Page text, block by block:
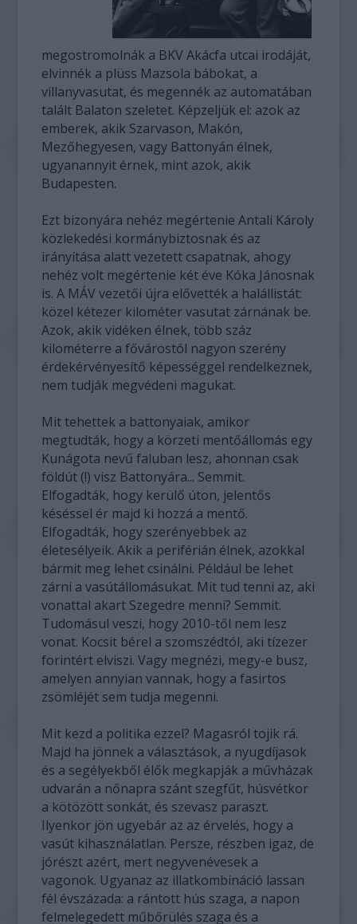
megostromolnák a BKV Akácfa utcai irodáját,
elvinnék a plüss Mazsola bábokat, a
villanyvasutat, és megennék az automatában
talált Balaton szeletet. Képzeljük el: azok az
emberek, akik Szarvason, Makón,
Mezőhegyesen, vagy Battonyán élnek,
ugyanannyit érnek, mint azok, akik
Budapesten.
Ezt bizonyára nehéz megértenie Antali Károly
közlekedési kormánybiztosnak és az
irányítása alatt vezetett csapatnak, ahogy
nehéz volt megértenie két éve Kóka Jánosnak
is. A MÁV vezetői újra elővették a halállistát:
közel kétezer kilométer vasutat zárnának be.
Azok, akik vidéken élnek, több száz
kilométerre a fővárostól nagyon szerény
érdekérvényesítő képességgel rendelkeznek,
nem tudják megvédeni magukat.
Mit tehettek a battonyaiak, amikor
megtudták, hogy a körzeti mentőállomás egy
Kunágota nevű faluban lesz, ahonnan csak
földút (!) visz Battonyára... Semmit.
Elfogadták, hogy kerülő úton, jelentős
késéssel ér majd ki hozzá a mentő.
Elfogadták, hogy szerényebbek az
életesélyeik. Akik a periférián élnek, azokkal
bármit meg lehet csinálni. Például be lehet
zárni a vasútállomásukat. Mit tud tenni az, aki
vonattal akart Szegedre menni? Semmit.
Tudomásul veszi, hogy 2010-től nem lesz
vonat. Kocsit bérel a szomszédtól, aki tízezer
forintért elviszi. Vagy megnézi, megy-e busz,
amelyen annyian vannak, hogy a fasirtos
zsömléjét sem tudja megenni.
Mit kezd a politika ezzel? Magasról tojik rá.
Majd ha jönnek a választások, a nyugdíjasok
és a segélyekből élők megkapják a művházak
udvarán a nőnapra szánt szegfűt, húsvétkor
a kötözött sonkát, és szevasz paraszt.
Ilyenkor jön ugyebár az az érvelés, hogy a
vasút kihasználatlan. Persze, részben igaz, de
jórészt azért, mert negyvenévesek a
vagonok. Ugyanaz az illatkombináció lassan
fél évszázada: a rántott hús szaga, a napon
felmelegedett műbőrülés szaga és a